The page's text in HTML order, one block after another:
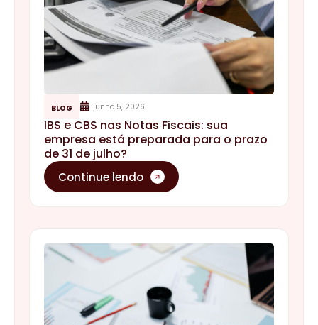
BLOG junho 5, 2026
IBS e CBS nas Notas Fiscais: sua
empresa está preparada para o prazo
de 31 de julho?
Continue lendo